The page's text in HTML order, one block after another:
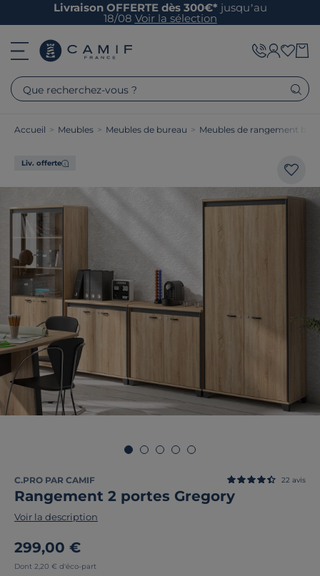
Livraison OFFERTE dès 300€* jusqu’au
18/08 Voir la sélection
Que recherchez-vous ?
Accueil > Meubles > Meubles de bureau > Meubles de rangement
Liv. offerte
C.PRO PAR CAMIF
Rangement 2 portes Gregory
22 avis
Voir la description
299,00 €
Dont 2,20 € d'éco-part